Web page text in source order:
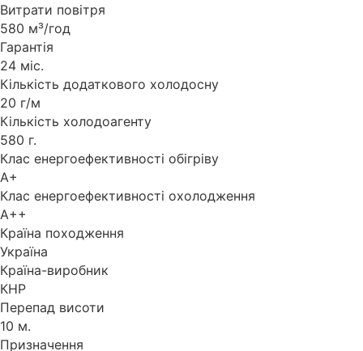
Витрати повітря
580 м³/год
Гарантія
24 міс.
Кількість додаткового холодосну
20 г/м
Кількість холодоагенту
580 г.
Клас енергоефективності обігріву
A+
Клас енергоефективності охолодження
A++
Країна походження
Україна
Країна-виробник
КНР
Перепад висоти
10 м.
Призначення